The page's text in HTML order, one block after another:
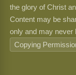
the glory of Christ
Content may be
only and may never
Copying